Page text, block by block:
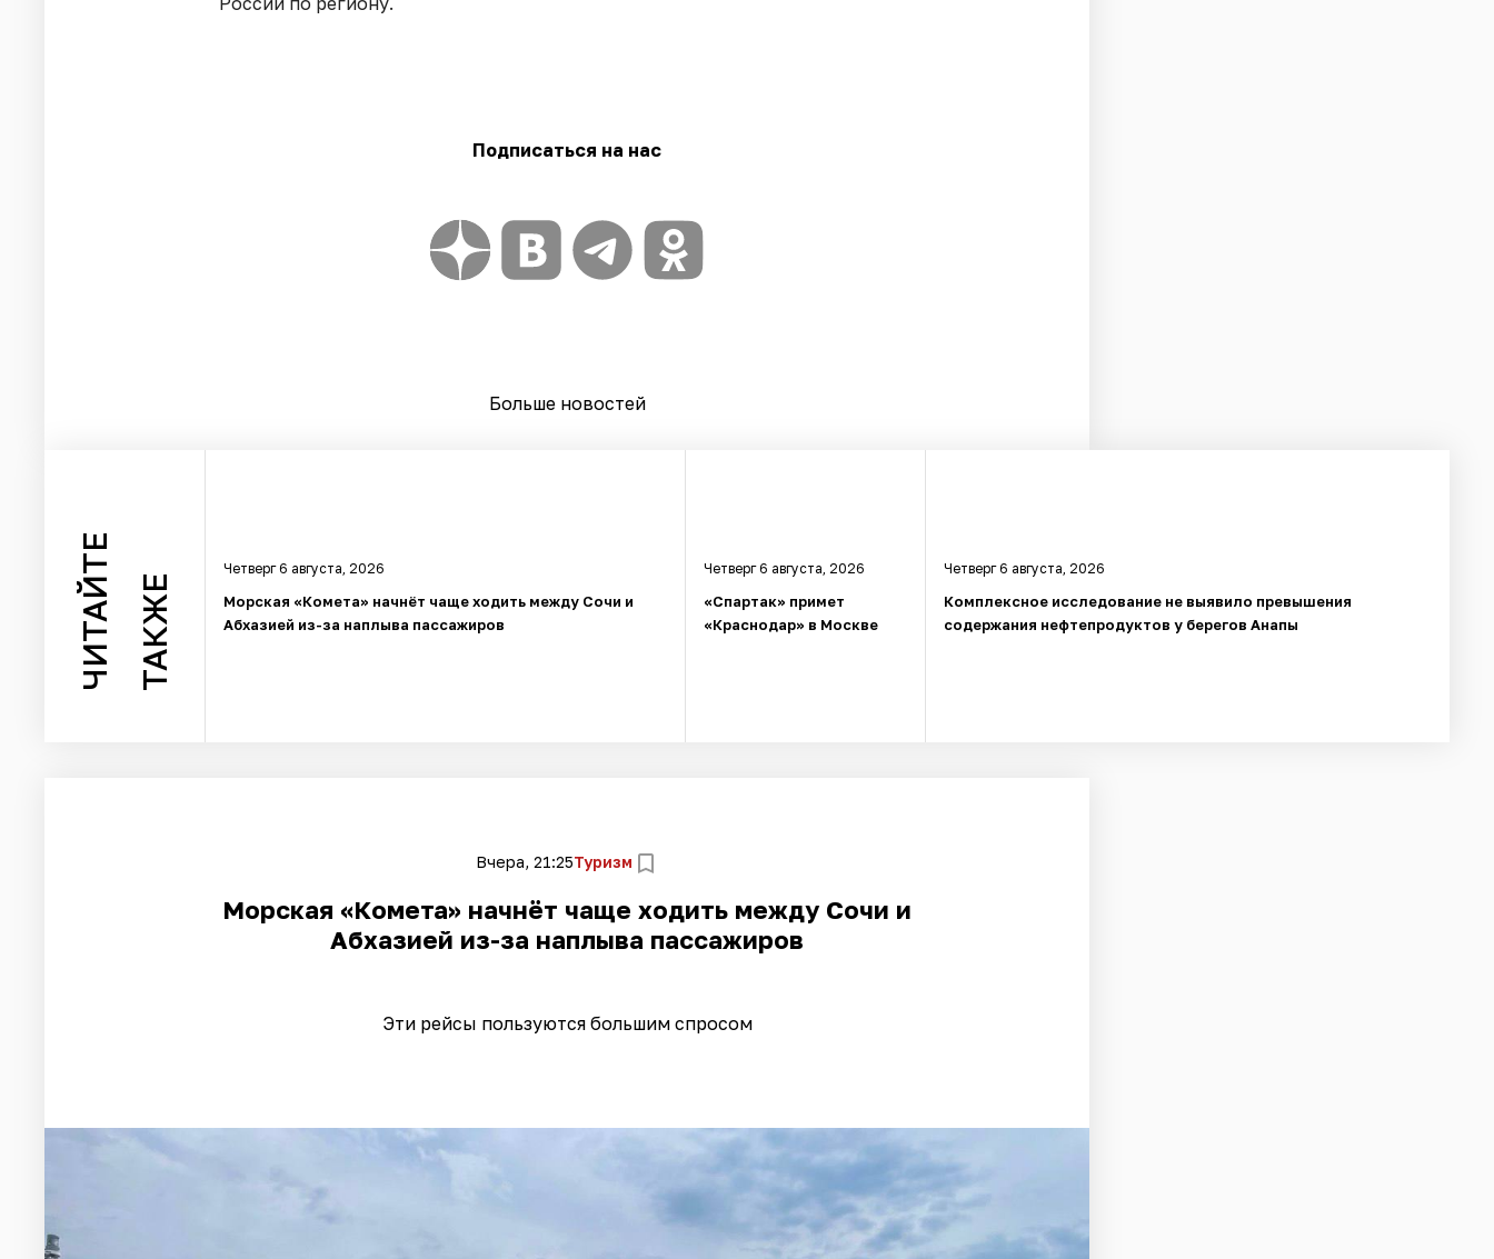
Подписаться на нас
Больше новостей
ЧИТАЙТЕ ТАКЖЕ
Четверг 6 августа, 2026
Морская «Комета» начнёт чаще ходить между Сочи и
Абхазией из-за наплыва пассажиров
Четверг 6 августа, 2026
«Спартак» примет
«Краснодар» в Москве
Четверг 6 августа, 2026
Комплексное исследование не выявило превышения
содержания нефтепродуктов у берегов Анапы
Вчера, 21:25Туризм
Морская «Комета» начнёт чаще ходить между Сочи и
Абхазией из-за наплыва пассажиров
Эти рейсы пользуются большим спросом